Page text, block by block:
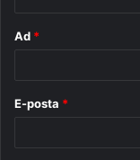
Ad *
E-posta *